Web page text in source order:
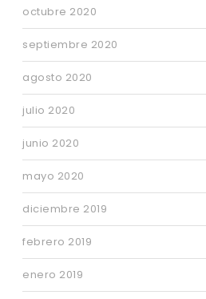
octubre 2020
septiembre 2020
agosto 2020
julio 2020
junio 2020
mayo 2020
diciembre 2019
febrero 2019
enero 2019